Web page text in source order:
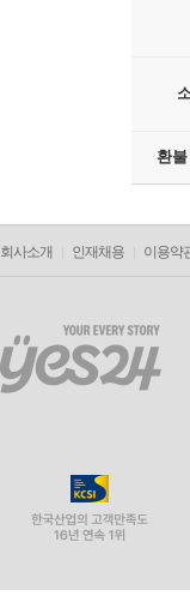
환
회사소개 인재채용 이용약